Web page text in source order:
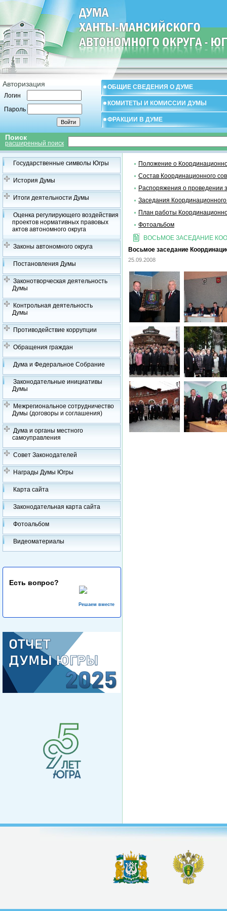
Авторизация
Логин
Пароль
ОБЩИЕ СВЕДЕНИЯ О ДУМЕ
КОМИТЕТЫ И КОМИССИИ ДУМЫ
ФРАКЦИИ В ДУМЕ
Поиск
расширенный поиск
Государственные символы Югры
История Думы
Итоги деятельности Думы
Оценка регулирующего воздействия
проектов нормативных правовых
актов автономного округа
Законы автономного округа
Постановления Думы
Законотворческая деятельность
Думы
Контрольная деятельность
Думы
Противодействие коррупции
Обращения граждан
Дума и Федеральное Собрание
Законодательные инициативы
Думы
Межрегиональное сотрудничество
Думы (договоры и соглашения)
Дума и органы местного
самоуправления
Совет Законодателей
Награды Думы Югры
Карта сайта
Законодательная карта сайта
Фотоальбом
Видеоматериалы
Есть вопрос?
Решаем вместе
Положение о
Состав Координационного
Распоряжения о проведении
Заседания
План работы
Фотоальбом
ВОСЬМОЕ ЗАСЕДАНИЕ
Восьмое заседание
25.09.2008